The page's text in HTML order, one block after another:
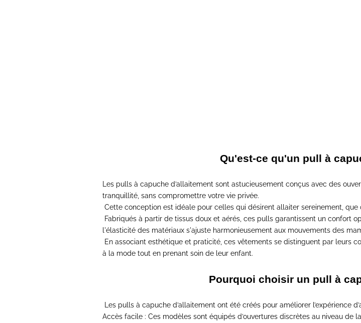
Qu'est-ce qu'un pull à
Les pulls à capuche d’allaitement sont astucieusement conçus avec des
tranquillité , sans compromettre votre vie privée.
Cette conception est idéale pour celles qui désirent allaiter sereinement,
Fabriqués à partir de tissus doux et aérés, ces pulls garantissent un confort
l'élasticité des matériaux s'ajuste harmonieusement aux mouvements des
En associant esthétique et praticité, ces vêtements se distinguent par leurs
à la mode tout en prenant soin de leur enfant.
Pourquoi choisir un pull à
Les pulls à capuche d’allaitement ont été créés pour améliorer l’expérience
Accès facile : Ces modèles sont équipés d’ouvertures discrètes au niveau de